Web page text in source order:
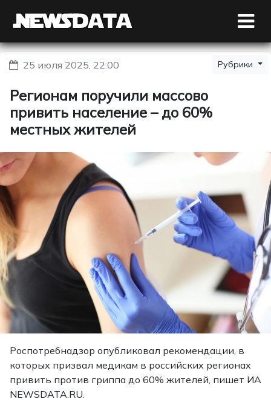
25 июля 2025, 22:00 Рубрики
Регионам поручили массово
привить население – до 60%
местных жителей
Роспотребнадзор опубликовал рекомендации, в
которых призвал медикам в российских регионах
привить против гриппа до 60% жителей, пишет ИА
NEWSDATA.RU.